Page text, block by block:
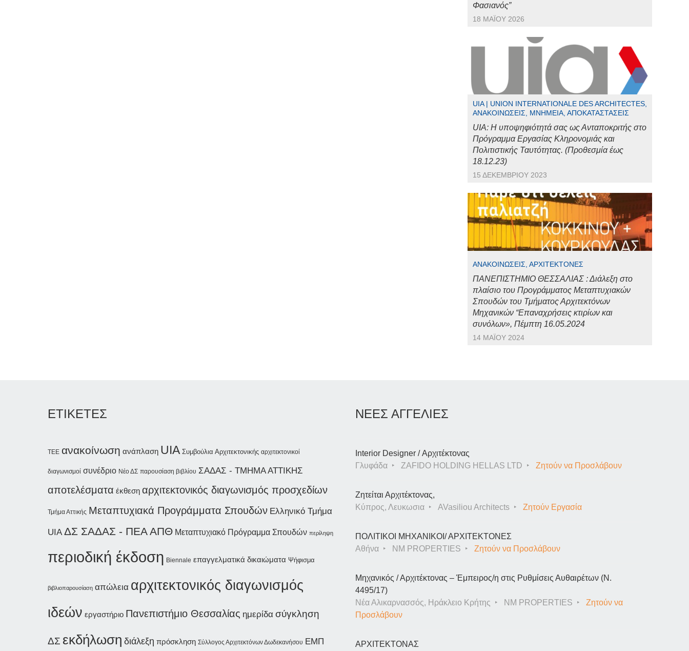
Φασιανός”
18 ΜΑΪ́ΟΥ 2026
UIA | UNION INTERNATIONALE DES ARCHITECTES,
ΑΝΑΚΟΙΝΏΣΕΙΣ, ΜΝΗΜΕΊΑ, ΑΠΟΚΑΤΑΣΤΆΣΕΙΣ
UIA: Η υποψηφιότητά σας ως Ανταποκριτής στο
Πρόγραμμα Εργασίας Κληρονομιάς και
Πολιτιστικής Ταυτότητας. (Προθεσμία έως
18.12.23)
15 ΔΕΚΕΜΒΡΊΟΥ 2023
ΑΝΑΚΟΙΝΏΣΕΙΣ, ΑΡΧΙΤΈΚΤΟΝΕΣ
ΠΑΝΕΠΙΣΤΗΜΙΟ ΘΕΣΣΑΛΙΑΣ : Διάλεξη στο
πλαίσιο του Προγράμματος Μεταπτυχιακών
Σπουδών του Τμήματος Αρχιτεκτόνων
Μηχανικών “Επαναχρήσεις κτιρίων και
συνόλων», Πέμπτη 16.05.2024
14 ΜΑΪ́ΟΥ 2024
ΕΤΙΚΕΤΕΣ
ΤΕΕ ανακοίνωση ανάπλαση UIA Συμβούλια Αρχιτεκτονικής αρχιτεκτονικοί
διαγωνισμοί συνέδριο Νέο ΔΣ παρουσίαση βιβλίου ΣΑΔΑΣ - ΤΜΗΜΑ ΑΤΤΙΚΗΣ
αποτελέσματα έκθεση αρχιτεκτονικός διαγωνισμός προσχεδίων
Τμήμα Αττικής Μεταπτυχιακά Προγράμματα Σπουδών Ελληνικό Τμήμα
UIA ΔΣ ΣΑΔΑΣ - ΠΕΑΑΠΘ Μεταπτυχιακό Πρόγραμμα Σπουδών περίληψη
περιοδική έκδοση Biennale επαγγελματικά δικαιώματα Ψήφισμα
βιβλιοπαρουσίαση απώλεια αρχιτεκτονικός διαγωνισμός
ιδεών εργαστήριο Πανεπιστήμιο Θεσσαλίας ημερίδα σύγκληση
ΔΣ εκδήλωση διάλεξη πρόσκληση Σύλλογος Αρχιτεκτόνων Δωδεκανήσου ΕΜΠ
ΝΕΕΣ ΑΓΓΕΛΙΕΣ
Interior Designer / Αρχιτέκτονας
Γλυφάδα
ZAFIDO HOLDING HELLAS LTD Ζητούν να Προσλάβουν
Ζητείται Αρχιτέκτονας,
Κύπρος, Λευκωσια
AVasiliou Architects Ζητούν Εργασία
ΠΟΛΙΤΙΚΟΙ ΜΗΧΑΝΙΚΟΙ/ ΑΡΧΙΤΕΚΤΟΝΕΣ
Αθήνα
NM PROPERTIES Ζητούν να Προσλάβουν
Μηχανικός / Αρχιτέκτονας – Έμπειρος/η στις Ρυθμίσεις Αυθαιρέτων (Ν.
4495/17)
Νέα Αλικαρνασσός, Ηράκλειο Κρήτης
NM PROPERTIES
Ζητούν να
Προσλάβουν
ΑΡΧΙΤΕΚΤΟΝΑΣ